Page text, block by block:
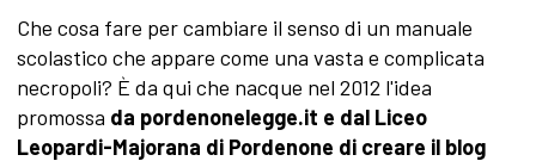
Che cosa fare per cambiare il senso di un manuale
scolastico che appare come una vasta e complicata
necropoli? È da qui che nacque nel 2012 l'idea
promossa da pordenonelegge.it e dal Liceo
Leopardi-Majorana di Pordenone di creare il blog